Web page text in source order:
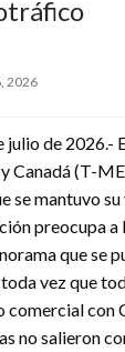
2026
julio de 2026.-
Canadá (T-
se mantuvo
preocupa a
que se
vez que
comercial con
no salieron